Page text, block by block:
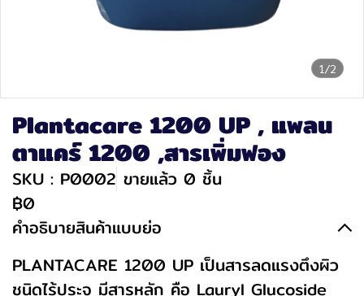
1/2
Plantacare 1200 UP , แพลน
ตาแคร์ 1200 ,สารเพิ่มฟอง
SKU : P0002 ขายแล้ว 0 ชิ้น
฿0
คำอธิบายสินค้าแบบย่อ
PLANTACARE 1200 UP เป็นสารลดแรงตึงผิว
ชนิดไร้ประจุ มีสารหลัก คือ Lauryl Glucoside